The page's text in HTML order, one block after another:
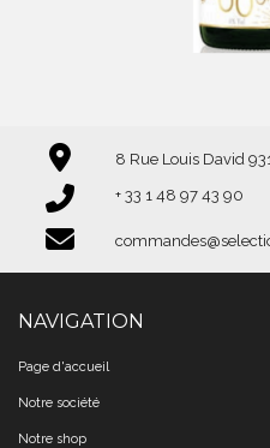
8 Rue Louis David
+ 33 1 48 97 43 90​​​​​​​
NAVIGATION
Page d'accueil
Notre société
Notre shop